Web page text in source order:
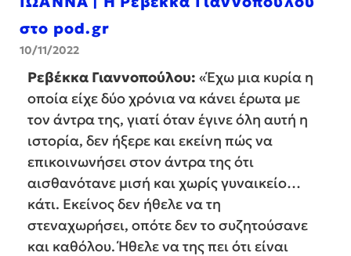
στο pod.gr
10/11/2022
Ρεβέκκα Γιαννοπούλου: «Έχω μια κυρία η
οποία είχε δύο χρόνια να κάνει έρωτα με
τον άντρα της, γιατί όταν έγινε όλη αυτή η
ιστορία, δεν ήξερε και εκείνη πώς να
επικοινωνήσει στον άντρα της ότι
αισθανότανε μισή και χωρίς γυναικείο…
κάτι. Εκείνος δεν ήθελε να τη
στεναχωρήσει, οπότε δεν το συζητούσανε
και καθόλου. Ήθελε να της πει ότι είναι